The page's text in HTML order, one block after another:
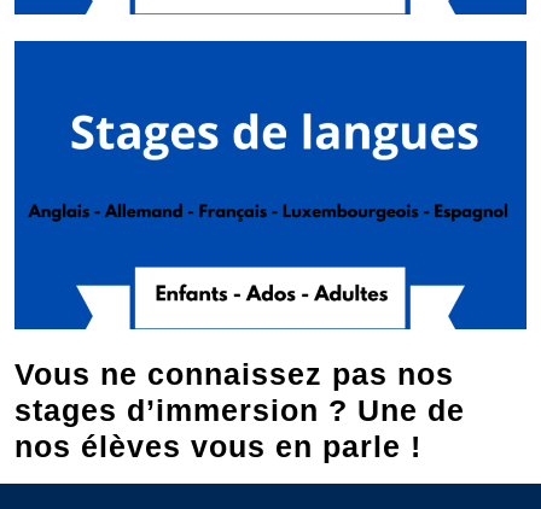
Vous ne connaissez pas nos
stages d’immersion ? Une de
nos élèves vous en parle !